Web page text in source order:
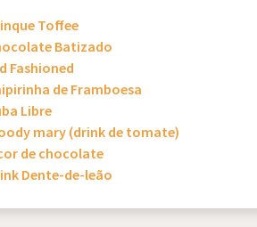
Toffee
Batizado
Fashioned
de Framboesa
Libre
mary (drink de tomate)
de chocolate
Dente-de-leão